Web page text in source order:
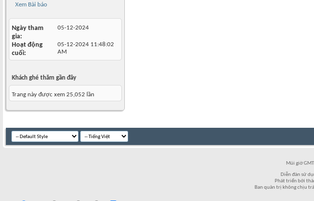
Xem Bài báo
Ngày tham
gia
05-12-2024
Hoạt động
cuối
05-12-2024 11:48:02
AM
Khách ghé thăm gần đây
Trang này được xem 25,052 lần
Múi giờ
Diễn đàn sử
Phát triển bởi
Ban quản trị không chịu